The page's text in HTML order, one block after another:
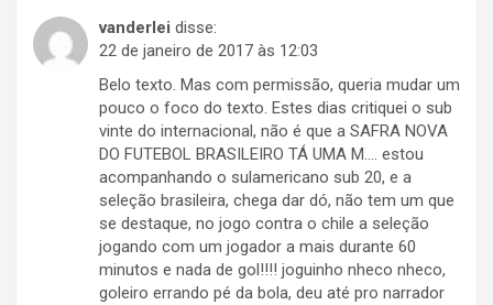
vanderlei disse:
22 de janeiro de 2017 às 12:03
Belo texto. Mas com permissão, queria mudar um
pouco o foco do texto. Estes dias critiquei o sub
vinte do internacional, não é que a SAFRA NOVA
DO FUTEBOL BRASILEIRO TÁ UMA M…. estou
acompanhando o sulamericano sub 20, e a
seleção brasileira, chega dar dó, não tem um que
se destaque, no jogo contra o chile a seleção
jogando com um jogador a mais durante 60
minutos e nada de gol!!!! joguinho nheco nheco,
goleiro errando pé da bola, deu até pro narrador